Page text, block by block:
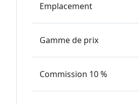
Emplacement
Gamme de prix
Commission 10 %